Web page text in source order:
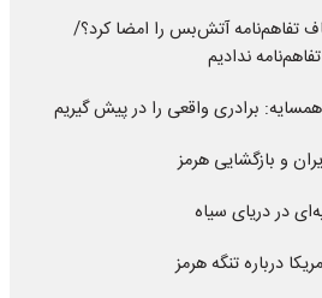
تفاهم‌نامه آتش‌بس را امضا کرد؟/
ندادیم
برادری واقعی را در پیش گیریم
و بازگشایی هرمز
در دریای سیاه
درباره تنگه هرمز